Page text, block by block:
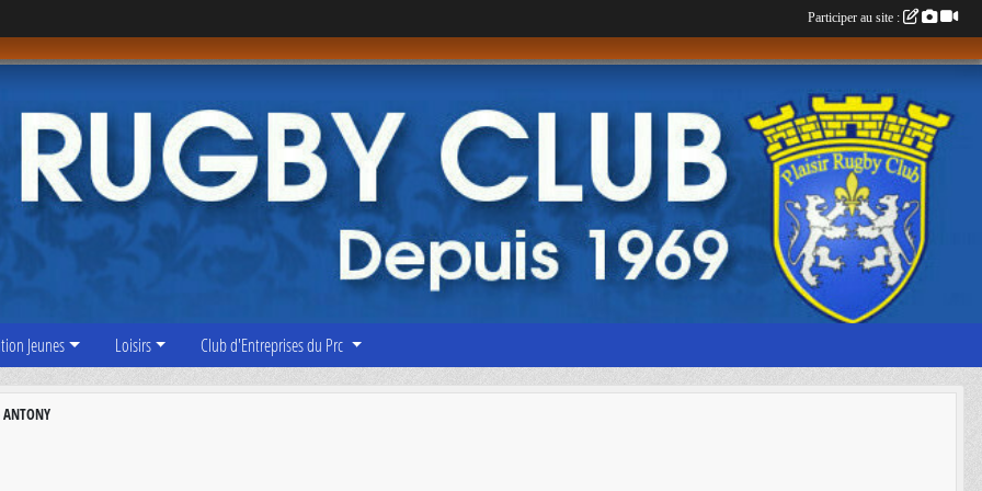
Jeunes Loisirs Club d'Entreprises du Prc
ANTONY
Participer au site :